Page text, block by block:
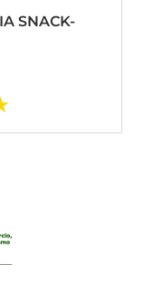
SNACK-